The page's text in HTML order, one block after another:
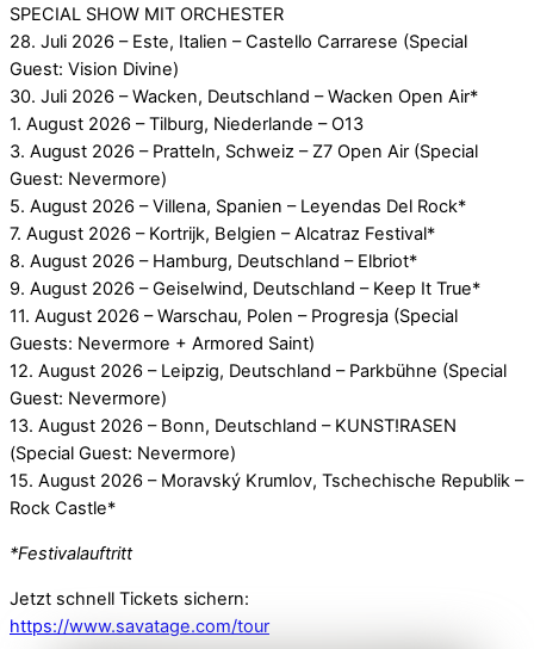
SPECIAL SHOW MIT ORCHESTER
28. Juli 2026 – Este, Italien – Castello Carrarese (Special
Guest: Vision Divine)
30. Juli 2026 – Wacken, Deutschland – Wacken Open Air*
1. August 2026 – Tilburg, Niederlande – O13
3. August 2026 – Pratteln, Schweiz – Z7 Open Air (Special
Guest: Nevermore)
5. August 2026 – Villena, Spanien – Leyendas Del Rock*
7. August 2026 – Kortrijk, Belgien – Alcatraz Festival*
8. August 2026 – Hamburg, Deutschland – Elbriot*
9. August 2026 – Geiselwind, Deutschland – Keep It True*
11. August 2026 – Warschau, Polen – Progresja (Special
Guests: Nevermore + Armored Saint)
12. August 2026 – Leipzig, Deutschland – Parkbühne (Special
Guest: Nevermore)
13. August 2026 – Bonn, Deutschland – KUNST!RASEN
(Special Guest: Nevermore)
15. August 2026 – Moravský Krumlov, Tschechische Republik –
Rock Castle*
*Festivalauftritt
Jetzt schnell Tickets sichern:
https://www.savatage.com/tour